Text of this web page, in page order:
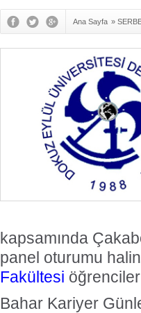
Ana Sayfa »
kapsamında
panel oturumu
Fakültesi
Bahar Kariyer